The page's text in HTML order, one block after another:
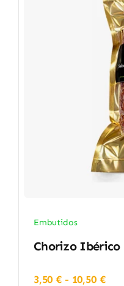
Embutidos
Chorizo Ibérico
3,50€ - 10,50 €